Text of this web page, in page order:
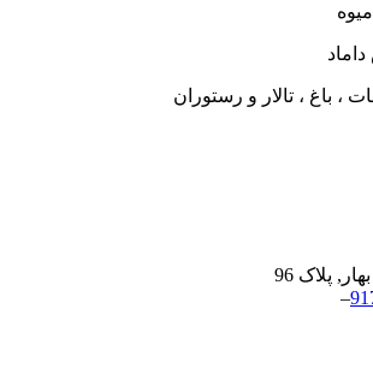
، باغ ، تالار و رستوران
پلاک 96
–